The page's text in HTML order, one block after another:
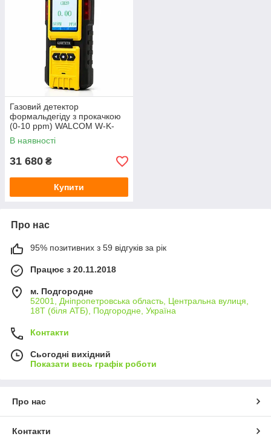
Газовий детектор
формальдегіду з прокачкою
(0-10 ppm) WALCOM W-K-
600 (CH2O)
В наявності
31 680 ₴
Купити
Про нас
95% позитивних з 59 відгуків за рік
Працює з 20.11.2018
м. Подгородне
52001, Дніпропетровська область, Центральна вулиця,
18Т (біля АТБ), Подгородне, Україна
Контакти
Сьогодні вихідний
Показати весь графік роботи
Про нас
Контакти